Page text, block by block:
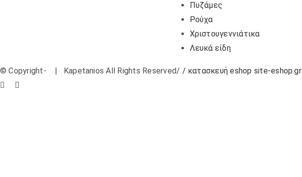
Πυζάμες
Ρούχα
Χριστουγεννιάτικα
Λευκά είδη
© Copyright- | Kapetanios All Rights Reserved/ / κατασκευή eshop site-eshop.gr
Facebook